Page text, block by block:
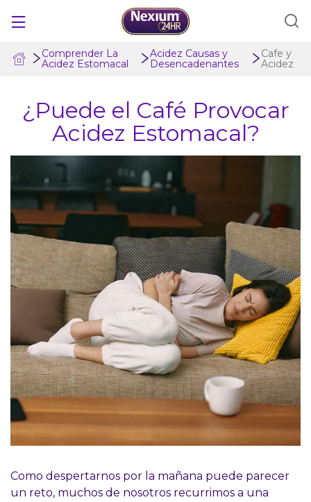
Cupones
Dónde comprar
Location
PRODUCTOS
¿NEXIUM 24HR ES PARA MÍ?
COMPARAR TRATAMIENTOS
COMPRENDER LA ACIDEZ ESTOMACAL
Comprender La
Acidez Estomacal
Acidez Causas y
Desencadenantes
Cafe y
Acidez
¿Puede el Café Provocar
Acidez Estomacal?
Como despertarnos por la mañana puede parecer
un reto, muchos de nosotros recurrimos a una